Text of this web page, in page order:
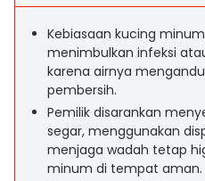
Kebiasaan kucing
menimbulkan infeksi
karena airnya
pembersih.
Pemilik disarankan
segar, menggunakan
menjaga wadah tetap
minum di tempat aman.